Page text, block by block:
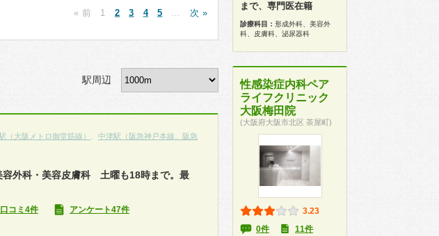
« 前 1 2 3 4 5 次 »
駅周辺
（大阪メトロ御堂筋線） 中津駅（阪急神戸本線、阪急
容外科・美容皮膚科 土曜も18時まで。最
口コミ4件 アンケート47件
まで、専門医在籍
診療科目： 形成外科、美容外
科、皮膚科、泌尿器科
性感染症内科ペア
ライフクリニック
大阪梅田院
(大阪府大阪市北区 茶屋町)
3.23
0件
11件